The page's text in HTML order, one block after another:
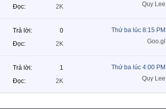
Đọc
2K
Quy Lee
Trả lời
0
Đọc
2K
Thứ ba lúc 8:15 PM
Goo.gl
Trả lời
1
Đọc
2K
Thứ ba lúc 4:00 PM
Quy Lee